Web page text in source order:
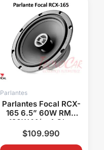
Parlantes
Parlantes Focal RCX-
165 6.5” 60W RMS
120W Máx 4 Ohm
Auditor
$109.990